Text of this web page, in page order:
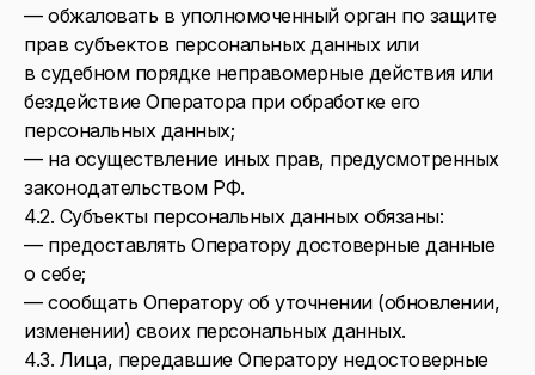
— обжаловать в уполномоченный орган по защите
прав субъектов персональных данных или
в судебном порядке неправомерные действия или
бездействие Оператора при обработке его
персональных данных;
— на осуществление иных прав, предусмотренных
законодательством РФ.
4.2. Субъекты персональных данных обязаны:
— предоставлять Оператору достоверные данные
о себе;
— сообщать Оператору об уточнении (обновлении,
изменении) своих персональных данных.
4.3. Лица, передавшие Оператору недостоверные